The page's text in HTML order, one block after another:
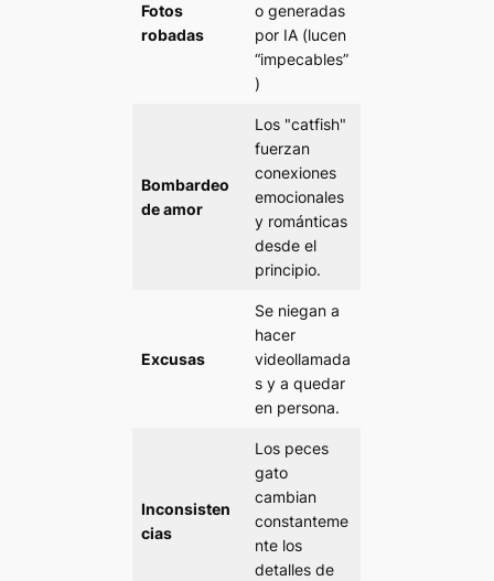
Fotos
robadas
o generadas
por IA (lucen
“impecables”
)
Bombardeo
de amor
Los "catfish"
fuerzan
conexiones
emocionales
y románticas
desde el
principio.
Excusas
Se niegan a
hacer
videollamada
s y a quedar
en persona.
Inconsisten
cias
Los peces
gato
cambian
constanteme
nte los
detalles de